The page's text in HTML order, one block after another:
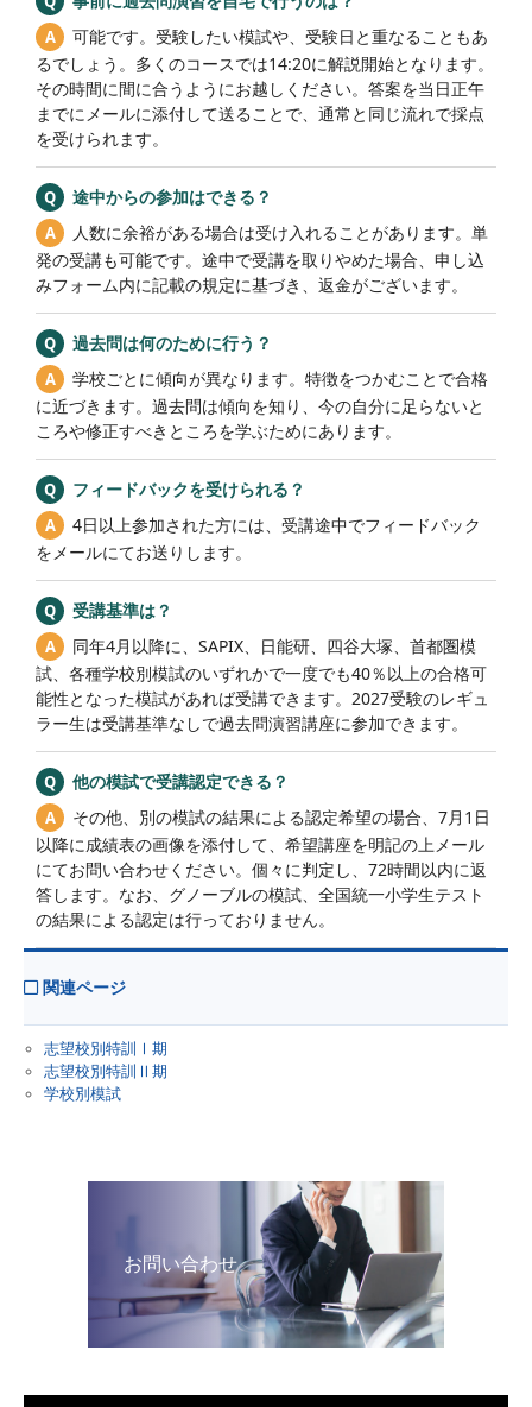
可能です。受験したい模試や、受験日と重なることもあ
るでしょう。多くのコースでは14:20に解説開始となります。
その時間に間に合うようにお越しください。答案を当日正午
までにメールに添付して送ることで、通常と同じ流れで採点
を受けられます。
途中からの参加はできる？
人数に余裕がある場合は受け入れることがあります。単
発の受講も可能です。途中で受講を取りやめた場合、申し込
みフォーム内に記載の規定に基づき、返金がございます。
過去問は何のために行う？
学校ごとに傾向が異なります。特徴をつかむことで合格
に近づきます。過去問は傾向を知り、今の自分に足らないと
ころや修正すべきところを学ぶためにあります。
フィードバックを受けられる？
4日以上参加された方には、受講途中でフィードバック
をメールにてお送りします。
受講基準は？
同年4月以降に、SAPIX、日能研、四谷大塚、首都圏模
試、各種学校別模試のいずれかで一度でも40％以上の合格可
能性となった模試があれば受講できます。2027受験のレギュ
ラー生は受講基準なしで過去問演習講座に参加できます。
他の模試で受講認定できる？
その他、別の模試の結果による認定希望の場合、7月1日
以降に成績表の画像を添付して、希望講座を明記の上メール
にてお問い合わせください。個々に判定し、72時間以内に返
答します。なお、グノーブルの模試、全国統一小学生テスト
の結果による認定は行っておりません。
関連ページ
志望校別特訓Ⅰ期
志望校別特訓Ⅱ期
学校別模試
お問い合わせ